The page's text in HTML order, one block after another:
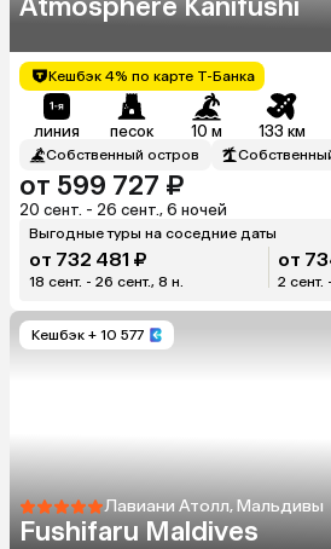
Atmosphere Kanifushi
Кешбэк 4% по карте Т-Банка
линия песок 10 м 133 км
Собственный остров
от 599 727 ₽
20 сент. - 26 сент., 6 ночей
Выгодные туры на соседние даты
от 732 481 ₽
18 сент. - 26 сент., 8 н.
от
2 сент.
Кешбэк + 10 577
Лавиани Атолл, Мальдивы
Fushifaru Maldives